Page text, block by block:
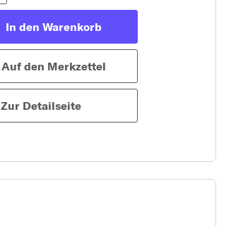
In den Warenkorb
Auf den Merkzettel
Zur Detailseite